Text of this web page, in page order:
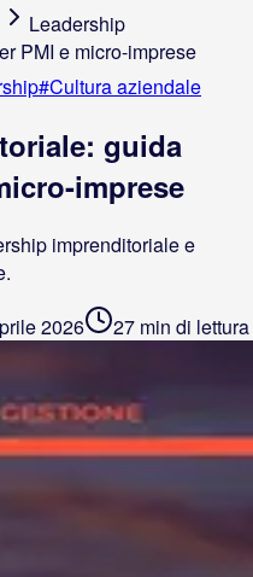
Leadership
PMI e micro-imprese
#Cultura aziendale
guida
imprese
imprenditoriale e
2026 27 min di lettura